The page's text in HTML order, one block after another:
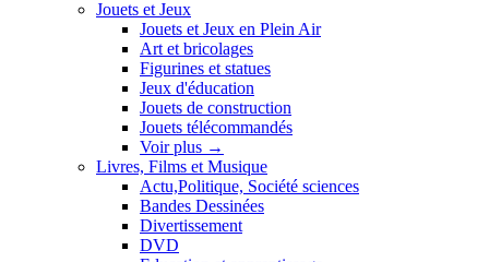
Jouets et Jeux
Jouets et Jeux en Plein Air
Art et bricolages
Figurines et statues
Jeux d'éducation
Jouets de construction
Jouets télécommandés
Voir plus →
Livres, Films et Musique
Actu,Politique, Société sciences
Bandes Dessinées
Divertissement
DVD